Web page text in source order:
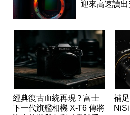
迎來高速讀出
經典復古血統再現？富士
下一代旗艦相機 X-T6 傳將
補